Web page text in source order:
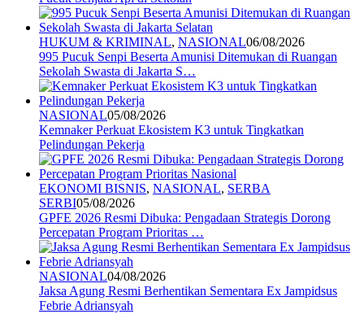
HUKUM & KRIMINAL, NASIONAL06/08/2026
995 Pucuk Senpi Beserta Amunisi Ditemukan di Ruangan
Sekolah Swasta di Jakarta S…
NASIONAL05/08/2026
Kemnaker Perkuat Ekosistem K3 untuk Tingkatkan
Pelindungan Pekerja
EKONOMI BISNIS, NASIONAL, SERBA
SERBI05/08/2026
GPFE 2026 Resmi Dibuka: Pengadaan Strategis Dorong
Percepatan Program Prioritas …
NASIONAL04/08/2026
Jaksa Agung Resmi Berhentikan Sementara Ex Jampidsus
Febrie Adriansyah